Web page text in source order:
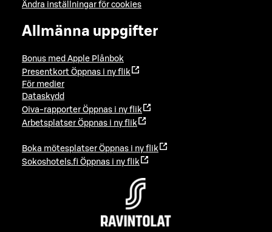
Ändra inställningar för cookies
Allmänna uppgifter
Bonus med Apple Plånbok
Presentkort Öppnas i ny flik
För medier
Dataskydd
Oiva-rapporter Öppnas i ny flik
Arbetsplatser Öppnas i ny flik
Boka mötesplatser Öppnas i ny flik
Sokoshotels.fi Öppnas i ny flik